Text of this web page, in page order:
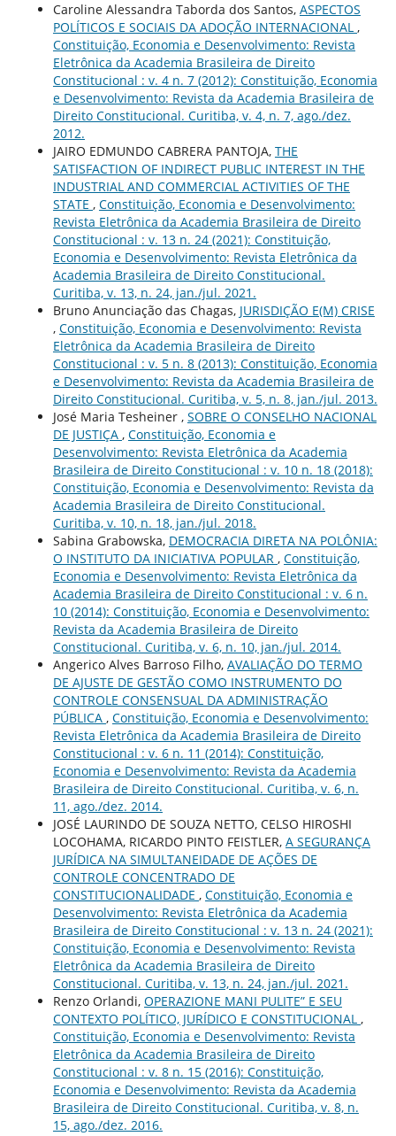
Caroline Alessandra Taborda dos Santos, ASPECTOS
POLÍTICOS E SOCIAIS DA ADOÇÃO INTERNACIONAL ,
Constituição, Economia e Desenvolvimento: Revista
Eletrônica da Academia Brasileira de Direito
Constitucional : v. 4 n. 7 (2012): Constituição, Economia
e Desenvolvimento: Revista da Academia Brasileira de
Direito Constitucional. Curitiba, v. 4, n. 7, ago./dez.
2012.
JAIRO EDMUNDO CABRERA PANTOJA, THE
SATISFACTION OF INDIRECT PUBLIC INTEREST IN THE
INDUSTRIAL AND COMMERCIAL ACTIVITIES OF THE
STATE , Constituição, Economia e Desenvolvimento:
Revista Eletrônica da Academia Brasileira de Direito
Constitucional : v. 13 n. 24 (2021): Constituição,
Economia e Desenvolvimento: Revista Eletrônica da
Academia Brasileira de Direito Constitucional.
Curitiba, v. 13, n. 24, jan./jul. 2021.
Bruno Anunciação das Chagas, JURISDIÇÃO E(M) CRISE
, Constituição, Economia e Desenvolvimento: Revista
Eletrônica da Academia Brasileira de Direito
Constitucional : v. 5 n. 8 (2013): Constituição, Economia
e Desenvolvimento: Revista da Academia Brasileira de
Direito Constitucional. Curitiba, v. 5, n. 8, jan./jul. 2013.
José Maria Tesheiner , SOBRE O CONSELHO NACIONAL
DE JUSTIÇA , Constituição, Economia e
Desenvolvimento: Revista Eletrônica da Academia
Brasileira de Direito Constitucional : v. 10 n. 18 (2018):
Constituição, Economia e Desenvolvimento: Revista da
Academia Brasileira de Direito Constitucional.
Curitiba, v. 10, n. 18, jan./jul. 2018.
Sabina Grabowska, DEMOCRACIA DIRETA NA POLÔNIA:
O INSTITUTO DA INICIATIVA POPULAR , Constituição,
Economia e Desenvolvimento: Revista Eletrônica da
Academia Brasileira de Direito Constitucional : v. 6 n.
10 (2014): Constituição, Economia e Desenvolvimento:
Revista da Academia Brasileira de Direito
Constitucional. Curitiba, v. 6, n. 10, jan./jul. 2014.
Angerico Alves Barroso Filho, AVALIAÇÃO DO TERMO
DE AJUSTE DE GESTÃO COMO INSTRUMENTO DO
CONTROLE CONSENSUAL DA ADMINISTRAÇÃO
PÚBLICA , Constituição, Economia e Desenvolvimento:
Revista Eletrônica da Academia Brasileira de Direito
Constitucional : v. 6 n. 11 (2014): Constituição,
Economia e Desenvolvimento: Revista da Academia
Brasileira de Direito Constitucional. Curitiba, v. 6, n.
11, ago./dez. 2014.
JOSÉ LAURINDO DE SOUZA NETTO, CELSO HIROSHI
LOCOHAMA, RICARDO PINTO FEISTLER, A SEGURANÇA
JURÍDICA NA SIMULTANEIDADE DE AÇÕES DE
CONTROLE CONCENTRADO DE
CONSTITUCIONALIDADE , Constituição, Economia e
Desenvolvimento: Revista Eletrônica da Academia
Brasileira de Direito Constitucional : v. 13 n. 24 (2021):
Constituição, Economia e Desenvolvimento: Revista
Eletrônica da Academia Brasileira de Direito
Constitucional. Curitiba, v. 13, n. 24, jan./jul. 2021.
Renzo Orlandi, OPERAZIONE MANI PULITE” E SEU
CONTEXTO POLÍTICO, JURÍDICO E CONSTITUCIONAL ,
Constituição, Economia e Desenvolvimento: Revista
Eletrônica da Academia Brasileira de Direito
Constitucional : v. 8 n. 15 (2016): Constituição,
Economia e Desenvolvimento: Revista da Academia
Brasileira de Direito Constitucional. Curitiba, v. 8, n.
15, ago./dez. 2016.